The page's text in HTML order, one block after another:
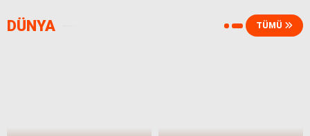
DÜNYA TÜMÜ